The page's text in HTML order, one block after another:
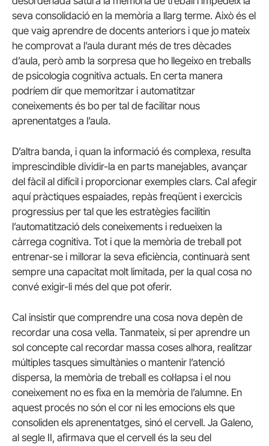
seva consolidació en la memòria a llarg terme. Això és el
que vaig aprendre de docents anteriors i que jo mateix
he comprovat a l’aula durant més de tres dècades
d’aula, però amb la sorpresa que ho llegeixo en treballs
de psicologia cognitiva actuals. En certa manera
podríem dir que memoritzar i automatitzar
coneixements és bo per tal de facilitar nous
aprenentatges a l’aula.
D’altra banda, i quan la informació és complexa, resulta
imprescindible dividir-la en parts manejables, avançar
del fàcil al difícil i proporcionar exemples clars. Cal afegir
aquí pràctiques espaiades, repàs freqüent i exercicis
progressius per tal que les estratègies facilitin
l’automatització dels coneixements i redueixen la
càrrega cognitiva. Tot i que la memòria de treball pot
entrenar-se i millorar la seva eficiència, continuarà sent
sempre una capacitat molt limitada, per la qual cosa no
convé exigir-li més del que pot oferir.
Cal insistir que comprendre una cosa nova depèn de
recordar una cosa vella. Tanmateix, si per aprendre un
sol concepte cal recordar massa coses alhora, realitzar
múltiples tasques simultànies o mantenir l’atenció
dispersa, la memòria de treball es col·lapsa i el nou
coneixement no es fixa en la memòria de l’alumne. En
aquest procés no són el cor ni les emocions els que
consoliden els aprenentatges, sinó el cervell. Ja Galeno,
al segle II, afirmava que el cervell és la seu del